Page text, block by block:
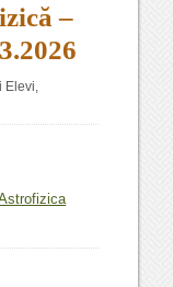
–
Elevi,